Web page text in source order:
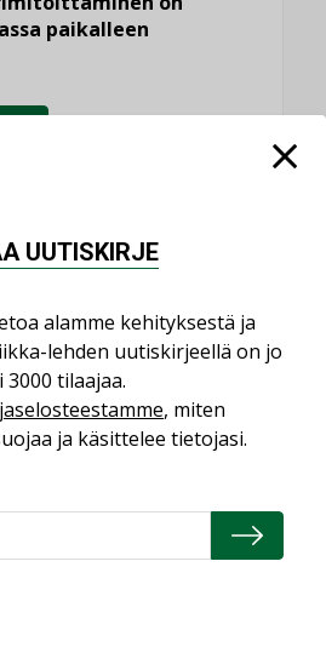
paikalleen
UUTISKIRJE
alamme kehityksestä ja
lehden uutiskirjeellä on jo
3000 tilaajaa.
, miten
ja käsittelee tietojasi.